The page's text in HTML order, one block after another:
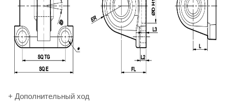
+ Дополнительный ход